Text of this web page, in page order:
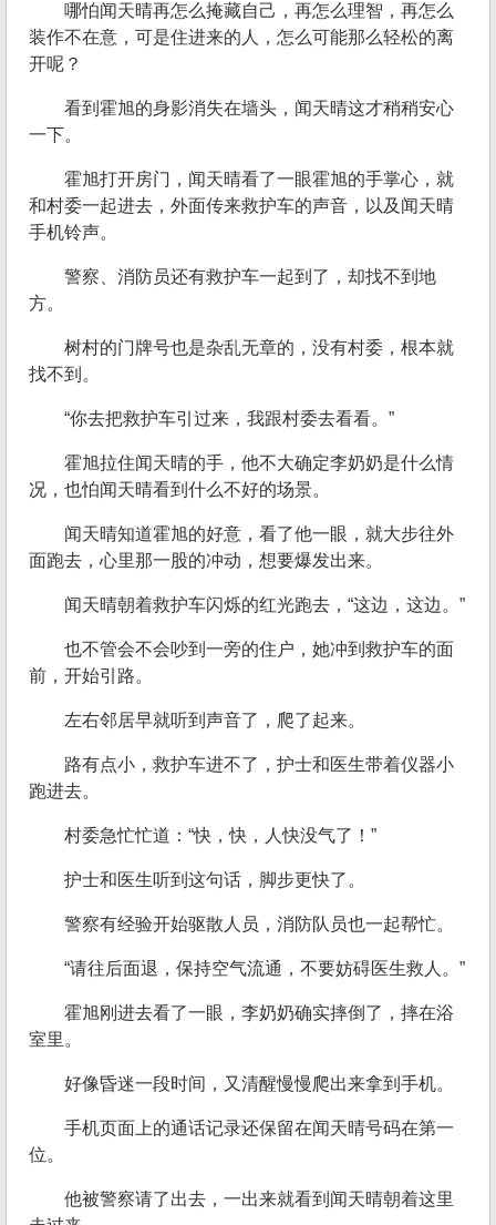
哪怕闻天晴再怎么掩藏自己，再怎么理智，再怎么
装作不在意，可是住进来的人，怎么可能那么轻松的离
开呢？
看到霍旭的身影消失在墙头，闻天晴这才稍稍安心
一下。
霍旭打开房门，闻天晴看了一眼霍旭的手掌心，就
和村委一起进去，外面传来救护车的声音，以及闻天晴
手机铃声。
警察、消防员还有救护车一起到了，却找不到地
方。
树村的门牌号也是杂乱无章的，没有村委，根本就
找不到。
“你去把救护车引过来，我跟村委去看看。”
霍旭拉住闻天晴的手，他不大确定李奶奶是什么情
况，也怕闻天晴看到什么不好的场景。
闻天晴知道霍旭的好意，看了他一眼，就大步往外
面跑去，心里那一股的冲动，想要爆发出来。
闻天晴朝着救护车闪烁的红光跑去，“这边，这边。”
也不管会不会吵到一旁的住户，她冲到救护车的面
前，开始引路。
左右邻居早就听到声音了，爬了起来。
路有点小，救护车进不了，护士和医生带着仪器小
跑进去。
村委急忙忙道：“快，快，人快没气了！”
护士和医生听到这句话，脚步更快了。
警察有经验开始驱散人员，消防队员也一起帮忙。
“请往后面退，保持空气流通，不要妨碍医生救人。”
霍旭刚进去看了一眼，李奶奶确实摔倒了，摔在浴
室里。
好像昏迷一段时间，又清醒慢慢爬出来拿到手机。
手机页面上的通话记录还保留在闻天晴号码在第一
位。
他被警察请了出去，一出来就看到闻天晴朝着这里